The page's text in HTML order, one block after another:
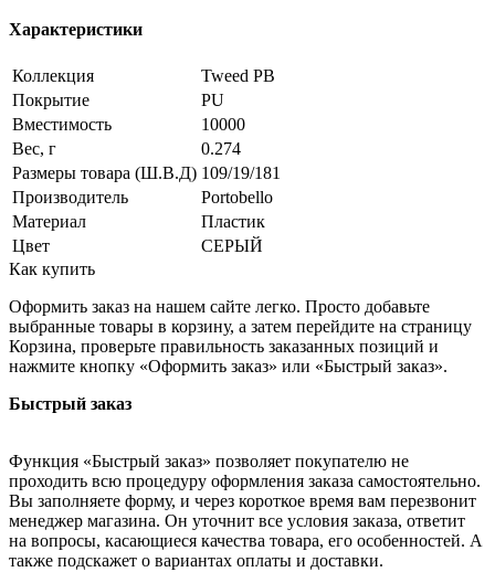
Характеристики
Коллекция
Tweed PB
Покрытие
PU
Вместимость
10000
Вес, г
0.274
Размеры товара (Ш.В.Д) 109/19/181
Производитель
Portobello
Материал
Пластик
Цвет
СЕРЫЙ
Как купить
Оформить заказ на нашем сайте легко. Просто добавьте
выбранные товары в корзину, а затем перейдите на страницу
Корзина, проверьте правильность заказанных позиций и
нажмите кнопку «Оформить заказ» или «Быстрый заказ».
Быстрый заказ
Функция «Быстрый заказ» позволяет покупателю не
проходить всю процедуру оформления заказа самостоятельно.
Вы заполняете форму, и через короткое время вам перезвонит
менеджер магазина. Он уточнит все условия заказа, ответит
на вопросы, касающиеся качества товара, его особенностей. А
также подскажет о вариантах оплаты и доставки.